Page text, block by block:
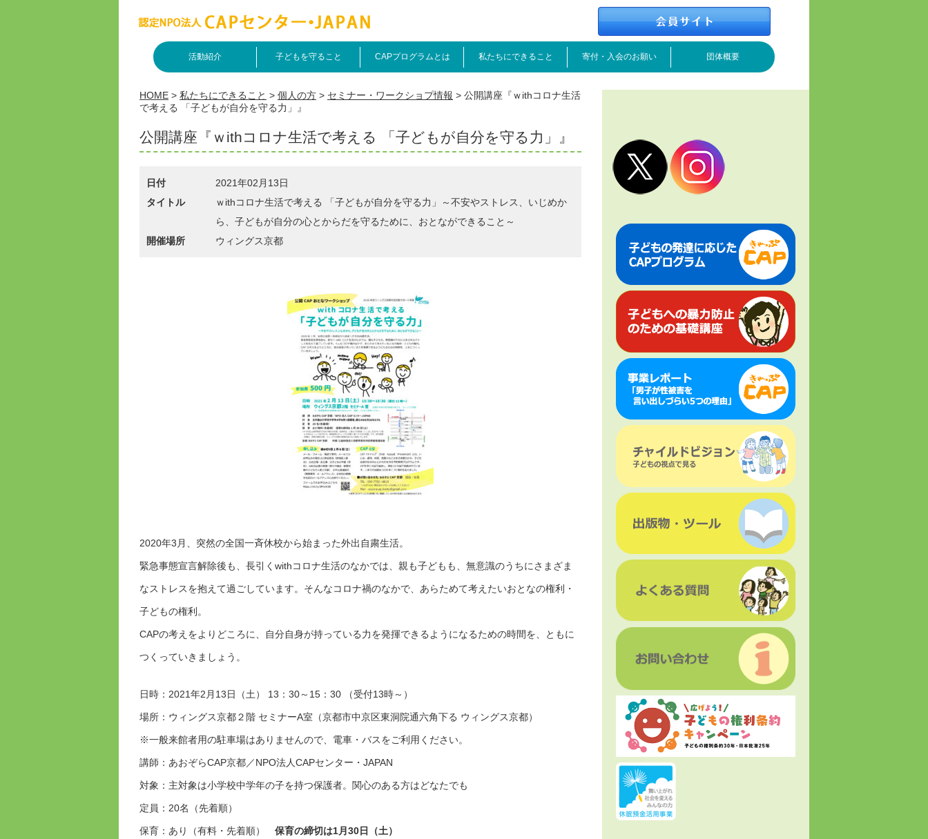
活動紹介 子どもを守ること CAPプログラムとは 私たちにできること 寄付・入会のお願い 団体概要
HOME > 私たちにできること > 個人の方 > セミナー・ワークショプ情報 > 公開講座『ｗithコロナ生活
で考える 「子どもが自分を守る力」』
公開講座『ｗithコロナ生活で考える 「子どもが自分を守る力」』
日付
2021年02月13日
タイトル
ｗithコロナ生活で考える 「子どもが自分を守る力」～不安やストレス、いじめか
ら、子どもが自分の心とからだを守るために、おとなができること～
開催場所
ウィングス京都
2020年3月、突然の全国一斉休校から始まった外出自粛生活。
緊急事態宣言解除後も、長引くwithコロナ生活のなかでは、親も子どもも、無意識のうちにさまざま
なストレスを抱えて過ごしています。そんなコロナ禍のなかで、あらためて考えたいおとなの権利・
子どもの権利。
CAPの考えをよりどころに、自分自身が持っている力を発揮できるようになるための時間を、ともに
つくっていきましょう。
日時：2021年2月13日（土） 13：30～15：30 （受付13時～）
場所：ウィングス京都２階 セミナーA室（京都市中京区東洞院通六角下る ウィングス京都）
※一般来館者用の駐車場はありませんので、電車・バスをご利用ください。
講師：あおぞらCAP京都／NPO法人CAPセンター・JAPAN
対象：主対象は小学校中学年の子を持つ保護者。関心のある方はどなたでも
定員：20名（先着順）
保育：あり（有料・先着順） 保育の締切は1月30日（土）